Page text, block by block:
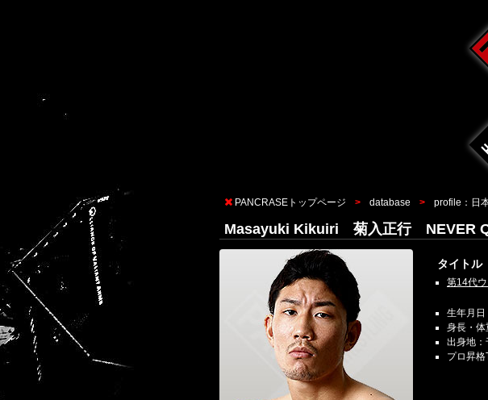
PANCRASEトップページ database profile：日
Masayuki Kikuiri 菊入正行 NEVER
タイトル
第14代
生年月日
身長・
出身地：
プロ昇